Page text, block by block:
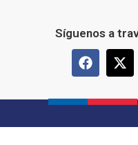
Síguenos a